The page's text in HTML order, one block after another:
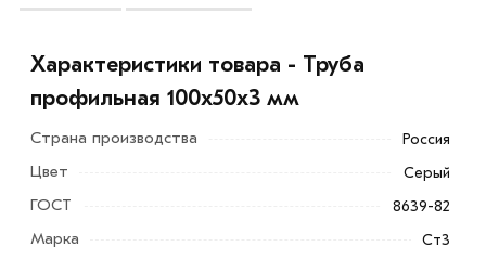
Характеристики товара - Труба
профильная 100х50х3 мм
Страна производства Россия
Цвет Серый
ГОСТ 8639-82
Марка Ст3